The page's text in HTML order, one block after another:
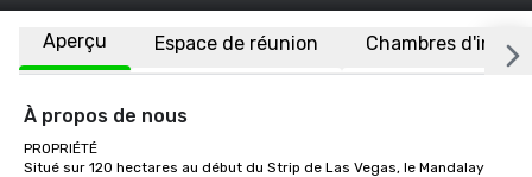
Aperçu Espace de réunion Chambres
À propos de nous
PROPRIÉTÉ
Situé sur 120 hectares au début du Strip de Las Vegas, le Mandalay